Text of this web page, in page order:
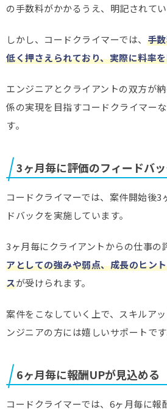
の手数料がかかるうえ、明記されて
しかし、コードクライマーでは、 手
低く押さえられており、実際に料率
エンジニアとクライアントの双方が
係の実現を目指すコードクライマー
す。
3ヶ月毎に評価のフィードバ
コードクライマーでは、案件開始後3
ドバックを実施しています。
3ヶ月毎にクライアントからの仕事の
アとしての強みや弱点、成長のヒン
スが受けられます。
案件をこなしていく上で、スキルア
ンジニアの方には嬉しいサポートです
6ヶ月毎に報酬UPが見込める
コードクライマーでは、6ヶ月毎に